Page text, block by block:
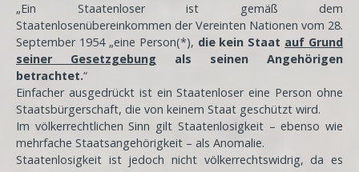
„Ein Staatenloser ist gemäß dem
Staatenlosenübereinkommen der Vereinten Nationen vom 28.
September 1954 „eine Person(*), die kein Staat auf Grund
seiner Gesetzgebung als seinen Angehörigen
betrachtet.“
Einfacher ausgedrückt ist ein Staatenloser eine Person ohne
Staatsbürgerschaft, die von keinem Staat geschützt wird.
Im völkerrechtlichen Sinn gilt Staatenlosigkeit – ebenso wie
mehrfache Staatsangehörigkeit – als Anomalie.
Staatenlosigkeit ist jedoch nicht völkerrechtswidrig, da es